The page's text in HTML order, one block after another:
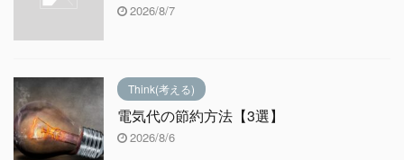
2026/8/7
Think(考える)
電気代の節約方法【3選】
2026/8/6